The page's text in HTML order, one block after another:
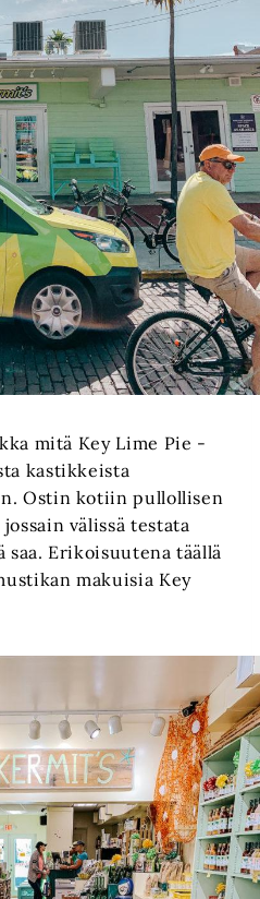
mitä Key Lime Pie -
kastikkeista
Ostin kotiin pullollisen
välissä testata
Erikoisuutena täällä
makuisia Key